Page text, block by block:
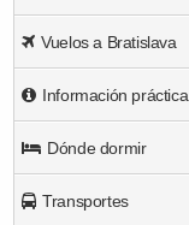
Vuelos a Bratislava
Información práctica
Dónde dormir
Transportes